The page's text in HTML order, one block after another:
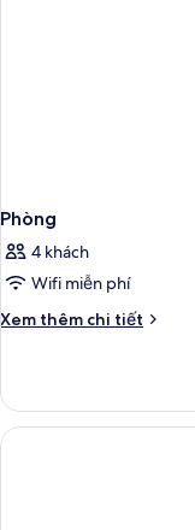
Phòng
4 khách
Wifi miễn phí
Xem thêm chi tiết
Chi
Phòng